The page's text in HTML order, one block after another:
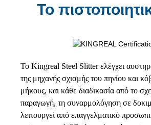
Το
Το Kingreal Steel Slitter ελέγχει
της μηχανής σχισμής του πηνίου και
μήκους, και κάθε διαδικασία από το
παραγωγή, τη συναρμολόγηση σε
λειτουργεί από επαγγελματικό